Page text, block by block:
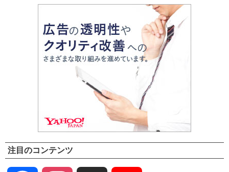
注目のコンテンツ